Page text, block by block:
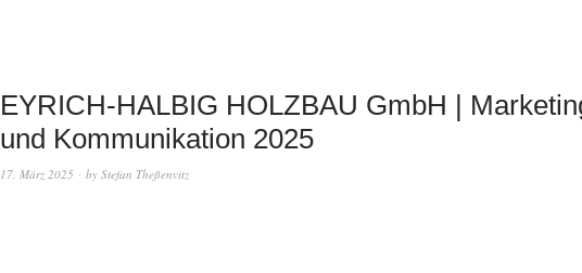
EYRICH-HALBIG HOLZBAU GmbH |
und Kommunikation 2025
17. März 2025 by Stefan Theßenvitz